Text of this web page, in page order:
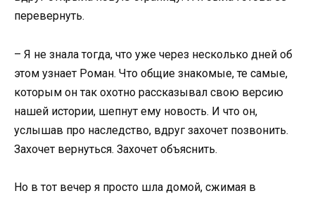
перевернуть.
– Я не знала тогда, что уже через несколько дней об
этом узнает Роман. Что общие знакомые, те самые,
которым он так охотно рассказывал свою версию
нашей истории, шепнут ему новость. И что он,
услышав про наследство, вдруг захочет позвонить.
Захочет вернуться. Захочет объяснить.
Но в тот вечер я просто шла домой, сжимая в